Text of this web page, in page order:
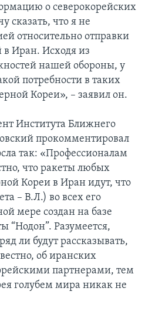
о северокорейских
сказать, что я не
относительно отправки
в Иран. Исходя из
нашей обороны, у
потребности в таких
Кореи», – заявил он.
Института Ближнего
прокомментировал
так: «Профессионалам
что ракеты любых
Кореи в Иран идут, что
– В.Л.) во всех его
мере создан на базе
“Нодон”. Разумеется,
ли будут рассказывать,
об иранских
партнерами, тем
голубем мира никак не